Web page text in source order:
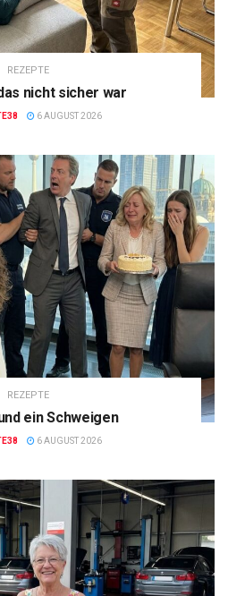
REZEPTE
nicht sicher war
6 AUGUST 2026
REZEPTE
ein Schweigen
6 AUGUST 2026